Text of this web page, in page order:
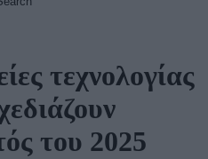
τεχνολογίας
του 2025